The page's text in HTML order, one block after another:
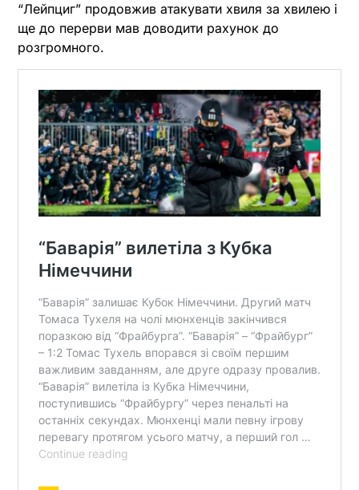
“Лейпциг” продовжив атакувати хвиля за хвилею і
ще до перерви мав доводити рахунок до
розгромного.